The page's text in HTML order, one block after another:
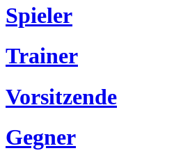
Spieler
Trainer
Vorsitzende
Gegner